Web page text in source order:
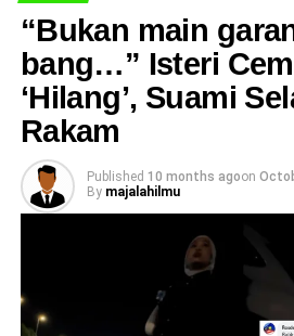
“Bukan main
bang…” Isteri
‘Hilang’, Suami
Rakam
Published 10 months agoon
By majalahilmu